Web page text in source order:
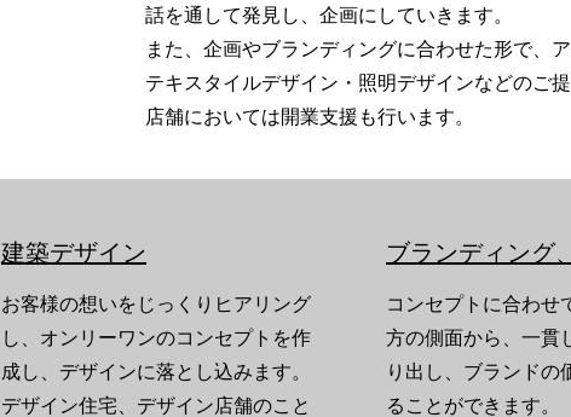
話を通して発見し、企画にしていきます。
また、企画やブランディングに合わせた形で、
テキスタイルデザイン・照明デザインなどのご提
店舗においては開業支援も行います。
建築デザイン
お客様の想いをじっくりヒアリング
し、オンリーワンのコンセプトを作
成し、デザインに落とし込みます。
デザイン住宅、デザイン店舗のこと
ブランディング
コンセプトに合わせ
方の側面から、一貫
り出し、ブランドの
ることができます。